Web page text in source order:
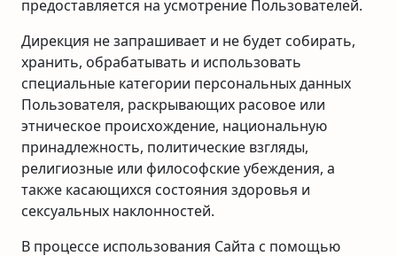
предоставляется на усмотрение Пользователей.
Дирекция не запрашивает и не будет собирать,
хранить, обрабатывать и использовать
специальные категории персональных данных
Пользователя, раскрывающих расовое или
этническое происхождение, национальную
принадлежность, политические взгляды,
религиозные или философские убеждения, а
также касающихся состояния здоровья и
сексуальных наклонностей.
В процессе использования Сайта с помощью